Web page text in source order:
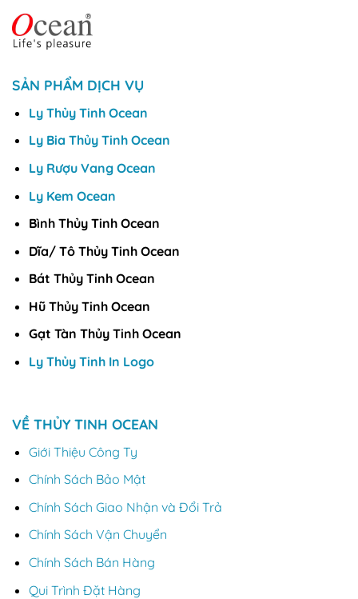
SẢN PHẨM DỊCH VỤ
Ly Thủy Tinh Ocean
Ly Bia Thủy Tinh Ocean
Ly Rượu Vang Ocean
Ly Kem Ocean
Bình Thủy Tinh Ocean
Dĩa/ Tô Thủy Tinh Ocean
Bát Thủy Tinh Ocean
Hũ Thủy Tinh Ocean
Gạt Tàn Thủy Tinh Ocean
Ly Thủy Tinh In Logo
VỀ THỦY TINH OCEAN
Giới Thiệu Công Ty
Chính Sách Bảo Mật
Chính Sách Giao Nhận và Đổi Trả
Chính Sách Vận Chuyển
Chính Sách Bán Hàng
Qui Trình Đặt Hàng